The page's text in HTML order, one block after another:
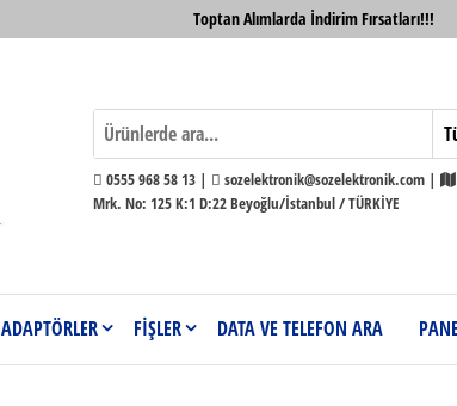
Toptan Alımlarda İndirim Fırsatları!!!
0555 968 58 13 | sozelektronik@sozelektronik.com |
Mrk. No: 125 K:1 D:22 Beyoğlu/İstanbul / TÜRKİYE
ADAPTÖRLER FİŞLER DATA VE TELEFON ARA